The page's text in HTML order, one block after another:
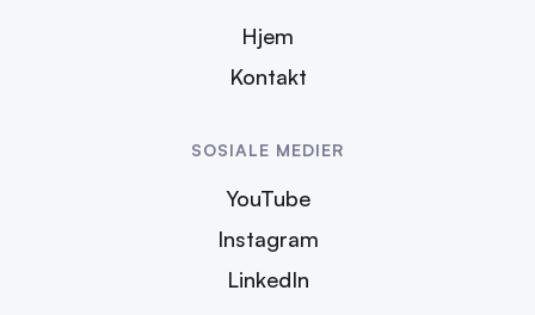
Hjem
Kontakt
SOSIALE MEDIER
YouTube
Instagram
LinkedIn